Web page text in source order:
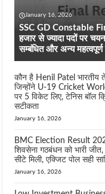
January 16, 2026
SSC GD Constable
हजार से ज्यादा पदों पर
सम्बंधित और अन्य महत्वपूर्ण
कौन है Henil Patel भारतीय
जिन्होंने U-19 Cricket
पर 5 विकेट लिए, टेनिस बॉल
सटीकता
January 16, 2026
BMC Election Result
शिवसेना गठबंधन को भारी जीत,
सीटे मिली, एक्जिट पोल सही
January 16, 2026